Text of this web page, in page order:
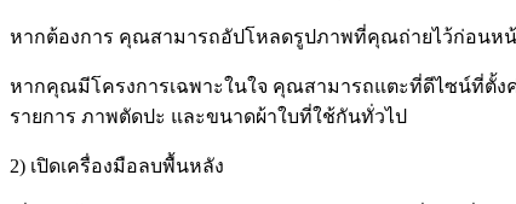
หากต้องการ คุณสามารถอัปโหลดรูปภาพที่คุณถ่ายไว้ก่อนห
หากคุณมีโครงการเฉพาะในใจ คุณสามารถแตะที่ดีไซน์ที่ตั้ง
รายการ ภาพตัดปะ และขนาดผ้าใบที่ใช้กันทั่วไป
2) เปิดเครื่องมือลบพื้นหลัง